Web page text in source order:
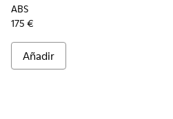
ABS
175 €
Añadir